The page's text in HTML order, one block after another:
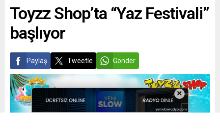
Toyzz Shop’ta “Yaz Festivali”
başlıyor
Paylaş Tweetle Gönder
×